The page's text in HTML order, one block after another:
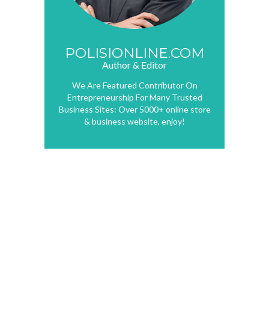
POLISIONLINE.COM
Author & Editor
We Are Featured Contributor On
Entrepreneurship For Many Trusted
Business Sites: Over 5000+ online store
& business website, enjoy!